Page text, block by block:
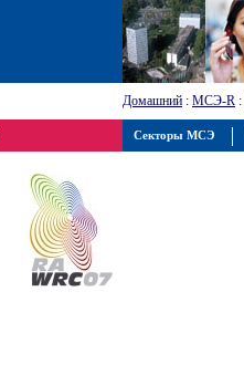
Домашний : МСЭ-R :
Секторы МСЭ